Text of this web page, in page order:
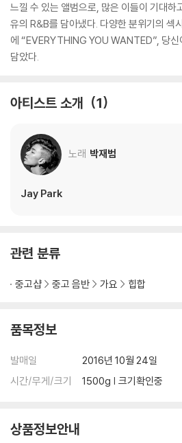
느낄 수 있는 앨범으로, 많은 이들이 기대하
유의 R&B를 담아냈다. 다양한 분위기의 섹
에 “EVERYTHING YOU WANTED”, 당신
담았다.
아티스트 소개 1
노래 박재범
Jay Park
관련 분류
중고샵 중고 음반 가요 힙합
품목정보
발매일
2016년 10월 24일
시간/무게/크기
1500g | 크기확인중
상품정보안내